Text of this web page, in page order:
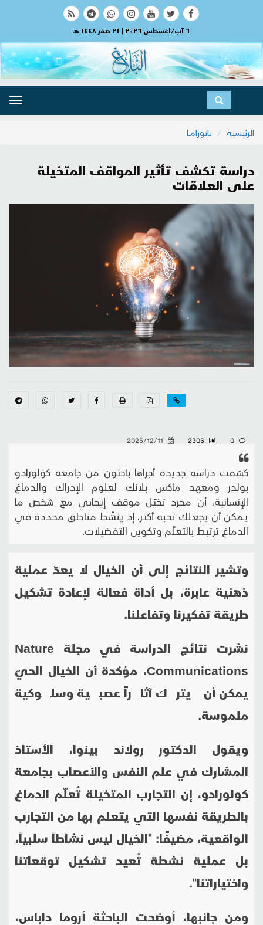
٦ آب/أغسطس ٢٠٢٦ | ٢١ صفر ١٤٤٨ هـ
الرئيسية
بانورامــا
دراسة تكشف تأثير المواقف المتخيلة
على العلاقات
كشفت دراسة جديدة أجراها باحثون من جامعة كولورادو
بولدر ومعهد ماكس بلانك لعلوم الإدراك والدماغ
الإنسانية، أن مجرد تخيّل موقف إيجابي مع شخص ما
يمكن أن يجعلك تحبه أكثر، إذ ينشّط مناطق محددة في
الدماغ ترتبط بالتعلّم وتكوين التفضيلات.
وتشير النتائج إلى أن الخيال لا يعدّ عملية
ذهنية عابرة، بل أداة فعالة لإعادة تشكيل
طريقة تفكيرنا وتفاعلنا.
نشرت نتائج الدراسة في مجلة Nature
Communications، مؤكدة أن الخيال الحيّ
يمكن أن يترك آثاراً عصبية وسلوكية
ملموسة.
ويقول الدكتور رولاند بينوا، الأستاذ
المشارك في علم النفس والأعصاب بجامعة
كولورادو، إن التجارب المتخيلة تُعلّم الدماغ
بالطريقة نفسها التي يتعلم بها من التجارب
الواقعية، مضيفًا: "الخيال ليس نشاطاً سلبياً،
بل عملية نشطة تُعيد تشكيل توقعاتنا
واختياراتنا".
ومن جانبها، أوضحت الباحثة أروما داباس،